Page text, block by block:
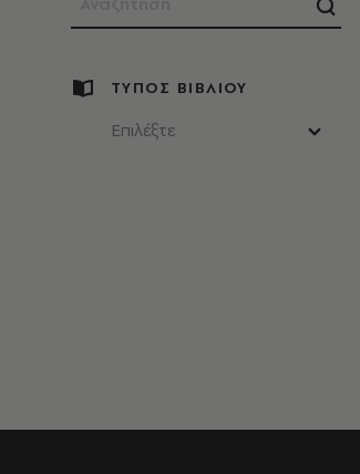
ΤΥΠΟΣ ΒΙΒΛΙΟΥ
Επιλέξτε